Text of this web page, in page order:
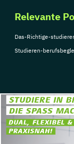
Relevante
Das-Richtige-
Studieren-
© Copyright 2026,
Impressum
Über